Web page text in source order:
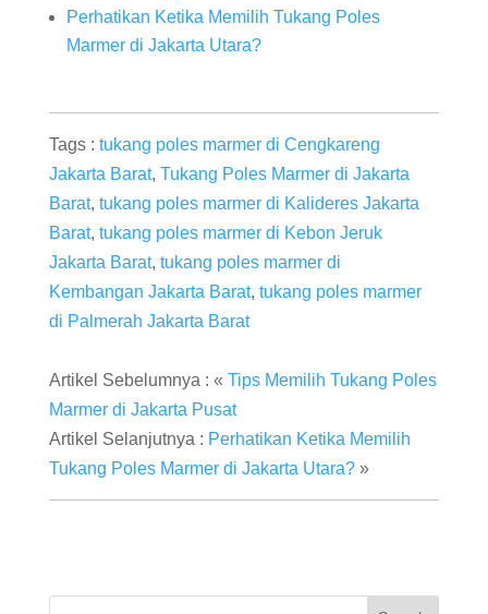
Perhatikan Ketika Memilih Tukang Poles
Marmer di Jakarta Utara?
Tags : tukang poles marmer di Cengkareng
Jakarta Barat, Tukang Poles Marmer di Jakarta
Barat, tukang poles marmer di Kalideres Jakarta
Barat, tukang poles marmer di Kebon Jeruk
Jakarta Barat, tukang poles marmer di
Kembangan Jakarta Barat, tukang poles marmer
di Palmerah Jakarta Barat
Artikel Sebelumnya : « Tips Memilih Tukang Poles
Marmer di Jakarta Pusat
Artikel Selanjutnya : Perhatikan Ketika Memilih
Tukang Poles Marmer di Jakarta Utara?»